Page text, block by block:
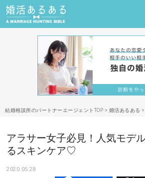
婚活と結婚
恋愛の悩み
合コン・街コン
マッチングアプリ
結婚相談所のパートナーエージェントTOP > 婚活あるある >
アラサー女子必見！人気モデ
るスキンケア♡
2020.05.28